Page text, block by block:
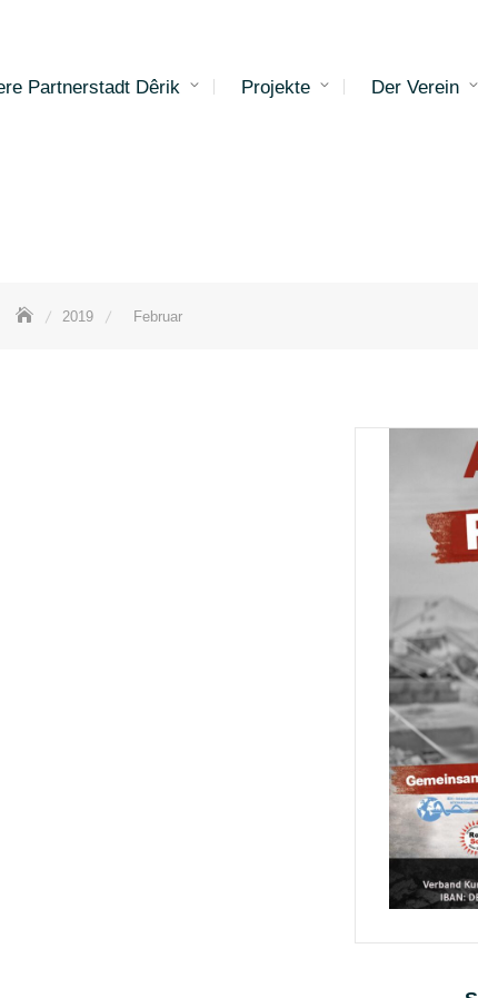
Partnerstadt Dêrik Projekte Der Verein
2019 Februar